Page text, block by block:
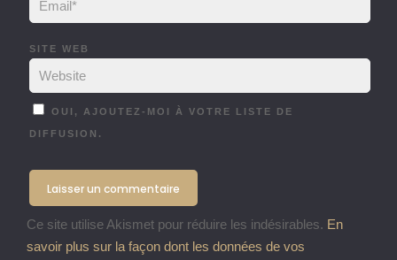
SITE WEB
OUI, AJOUTEZ-MOI À VOTRE LISTE DE
DIFFUSION.
Ce site utilise Akismet pour réduire les indésirables. En
savoir plus sur la façon dont les données de vos